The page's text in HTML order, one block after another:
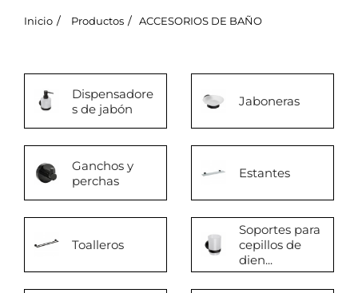
Inicio Productos ACCESORIOS DE BAÑO
Dispensadore
s de jabón
Jaboneras
Ganchos y
perchas
Estantes
Toalleros
Soportes para
cepillos de
dien...